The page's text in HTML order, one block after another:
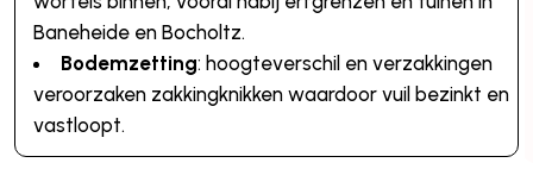
Baneheide en Bocholtz.
Bodemzetting: hoogteverschil en verzakkingen
veroorzaken zakkingknikken waardoor vuil bezinkt en
vastloopt.